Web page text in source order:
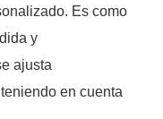
Es como
y
ajusta
en cuenta